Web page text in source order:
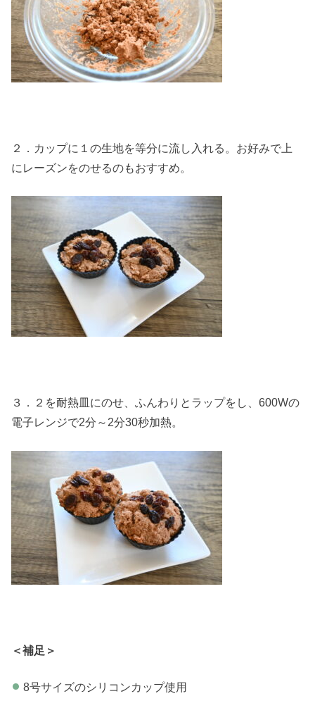
２．カップに１の生地を等分に流し入れる。お好みで上
にレーズンをのせるのもおすすめ。
３．２を耐熱皿にのせ、ふんわりとラップをし、600Wの
電子レンジで2分～2分30秒加熱。
＜補足＞
8号サイズのシリコンカップ使用